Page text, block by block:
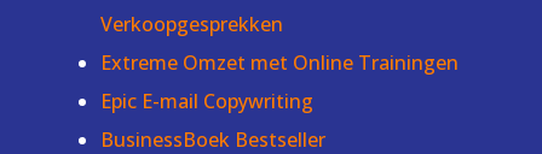
Verkoopgesprekken
Extreme Omzet met Online Trainingen
Epic E-mail Copywriting
BusinessBoek Bestseller